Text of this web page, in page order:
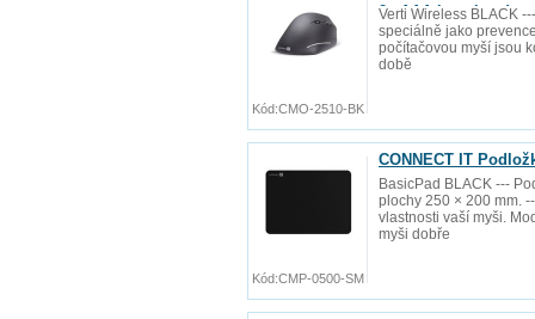
2x AAA baterie
Verti Wireless BLACK
speciálně jako
počítačovou myší jsou
době
Kód:CMO-2510-BK
CONNECT IT
BasicPad BLACK ---
plochy 250 × 200 mm.
vlastnosti vaší myši.
myši dobře
Kód:CMP-0500-SM